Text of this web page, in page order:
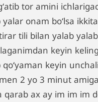
tor amini
onam boʻlsa
tili bilan yalab yalab
keyin
qoʻyaman keyin
2 yo 3 minut
qarab ax ay im im im